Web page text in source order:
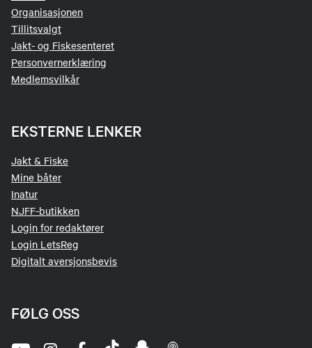
Organisasjonen
Tillitsvalgt
Jakt- og Fiskesenteret
Personvernerklæring
Medlemsvilkår
EKSTERNE LENKER
Jakt & Fiske
Mine båter
Inatur
NJFF-butikken
Login for redaktører
Login LetsReg
Digitalt aversjonsbevis
FØLG OSS